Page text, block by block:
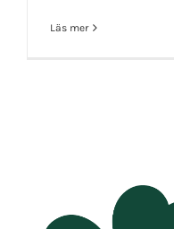
Läs mer